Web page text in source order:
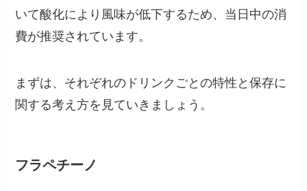
いて酸化により風味が低下するため、当日中の消
費が推奨されています。
まずは、それぞれのドリンクごとの特性と保存に
関する考え方を見ていきましょう。
フラペチーノ